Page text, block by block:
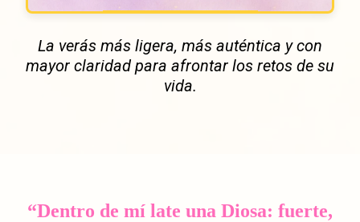
La verás más ligera, más auténtica y con
mayor claridad para afrontar los retos de su
vida.
“Dentro de mí late una Diosa: fuerte,